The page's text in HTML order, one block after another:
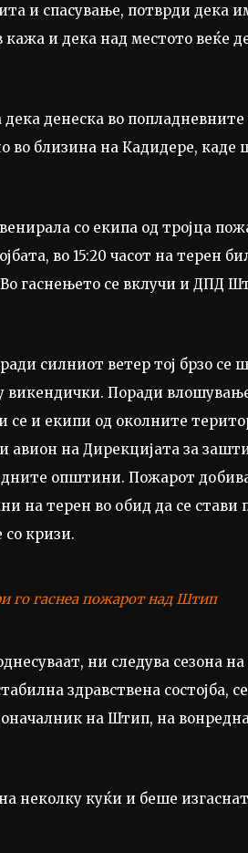
и спасување, потврди дека
и дека над местото веќе
денеска во попладневните
во близина на Кадидере, каде
со екипа од тројца
во 15:20 часот на терен
гаснењето се вклучи и ДПД
силниот ветер тој брзо се
Поради влошување
и екипи од околните
на Дирекцијата за
општини. Пожарот
на терен во обид да се стави
со кризи.
го гаснеа пожарот над Штип
ни следува сезона
здравствена состојба,
на Штип, на
неколку куќи и беше